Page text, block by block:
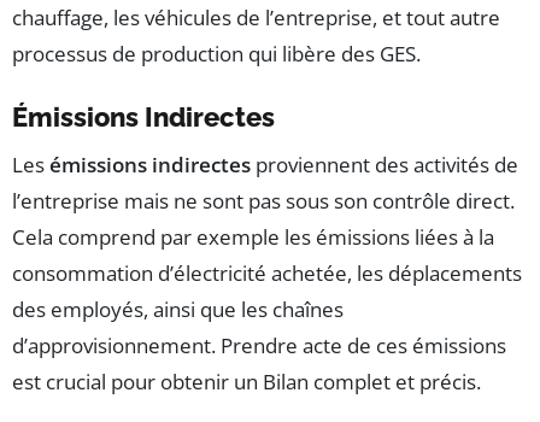
chauffage, les véhicules de l’entreprise, et tout autre
processus de production qui libère des GES.
Émissions Indirectes
Lesémissions indirectes proviennent des activités de
l’entreprise mais ne sont pas sous son contrôle direct.
Cela comprend par exemple les émissions liées à la
consommation d’électricité achetée, les déplacements
des employés, ainsi que les chaînes
d’approvisionnement. Prendre acte de ces émissions
est crucial pour obtenir un Bilan complet et précis.